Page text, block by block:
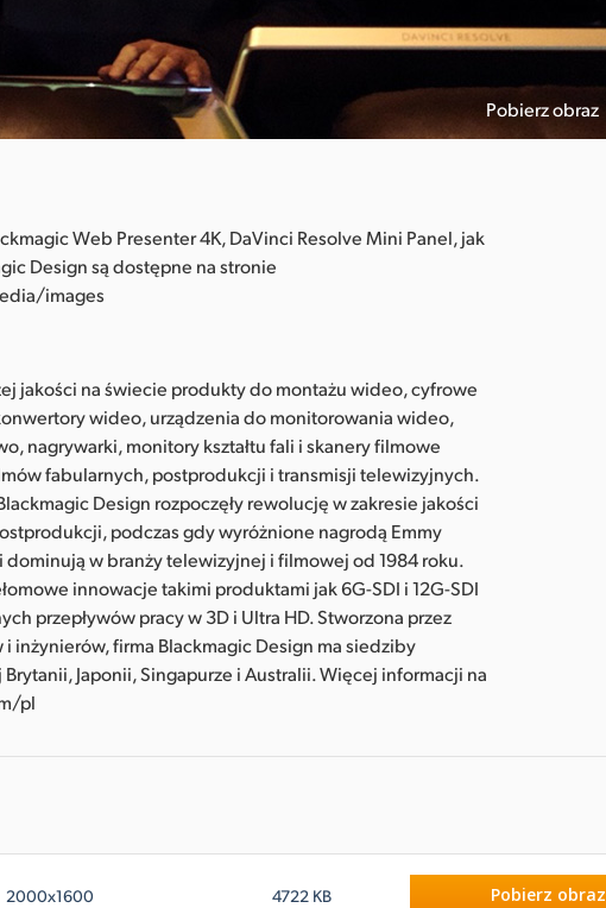
Pobierz obraz
Web Presenter 4K, DaVinci Resolve Mini Panel, jak
Design są dostępne na stronie
images
jakości na świecie produkty do montażu wideo, cyfrowe
wideo, urządzenia do monitorowania wideo,
nagrywarki, monitory kształtu fali i skanery filmowe
fabularnych, postprodukcji i transmisji telewizyjnych.
Design rozpoczęły rewolucję w zakresie jakości
podczas gdy wyróżnione nagrodą Emmy
w branży telewizyjnej i filmowej od 1984 roku.
innowacje takimi produktami jak 6G-SDI i 12G-SDI
przepływów pracy w 3D i Ultra HD. Stworzona przez
inżynierów, firma Blackmagic Design ma siedziby
Japonii, Singapurze i Australii. Więcej informacji na
pl
2000x1600 4722 KB Pobierz obraz